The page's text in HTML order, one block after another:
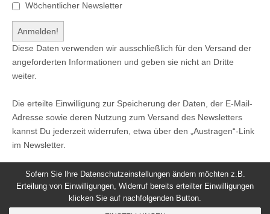
Wöchentlicher Newsletter
Diese Daten verwenden wir ausschließlich für den Versand der
angeforderten Informationen und geben sie nicht an Dritte
weiter.
Die erteilte Einwilligung zur Speicherung der Daten, der E-Mail-
Adresse sowie deren Nutzung zum Versand des Newsletters
kannst Du jederzeit widerrufen, etwa über den „Austragen“-Link
im Newsletter.
Sofern Sie Ihre Datenschutzeinstellungen ändern möchten z.B.
Erteilung von Einwilligungen, Widerruf bereits erteilter Einwilligungen
klicken Sie auf nachfolgenden Button.